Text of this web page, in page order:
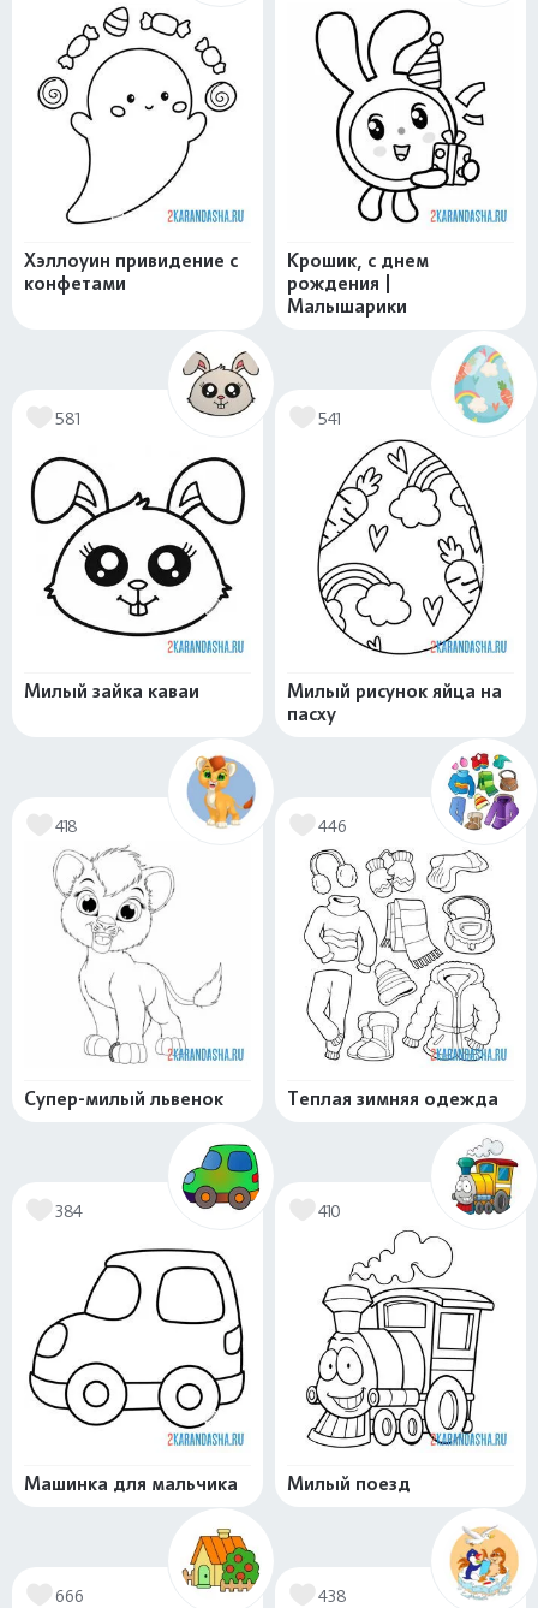
Хэллоуин привидение с
конфетами
Крошик, с днем
рождения |
Малышарики
581
Милый зайка каваи
541
Милый рисунок яйца на
пасху
418
Супер-милый львенок
446
Теплая зимняя одежда
384
Машинка для мальчика
410
Милый поезд
666 438